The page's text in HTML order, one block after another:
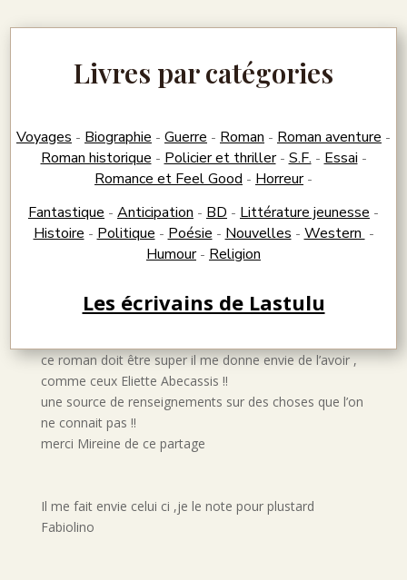
Livres par catégories
Voyages - Biographie - Guerre - Roman - Roman aventure -
Roman historique - Policier et thriller- S.F. - Essai -
Romance et Feel Good - Horreur-
Fantastique - Anticipation - BD - Littérature jeunesse -
Histoire - Politique - Poésie - Nouvelles - Western -
Humour- Religion
Les écrivains de Lastulu
ce roman doit être super il me donne envie de l’avoir ,
comme ceux Eliette Abecassis !!
une source de renseignements sur des choses que l’on
ne connait pas !!
merci Mireine de ce partage
Il me fait envie celui ci ,je le note pour plustard
Fabiolino